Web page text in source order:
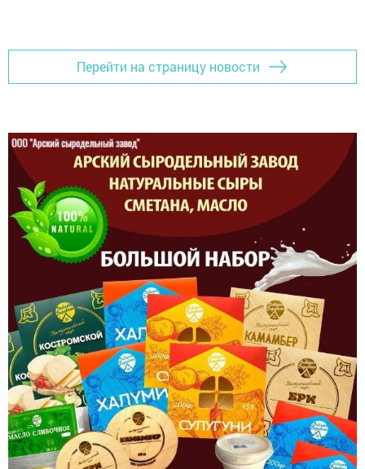
Перейти на страницу новости